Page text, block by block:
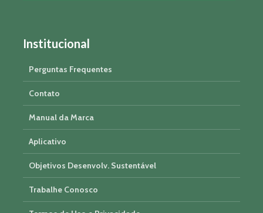
Institucional
Perguntas Frequentes
Contato
Manual da Marca
Aplicativo
Objetivos Desenvolv. Sustentável
Trabalhe Conosco